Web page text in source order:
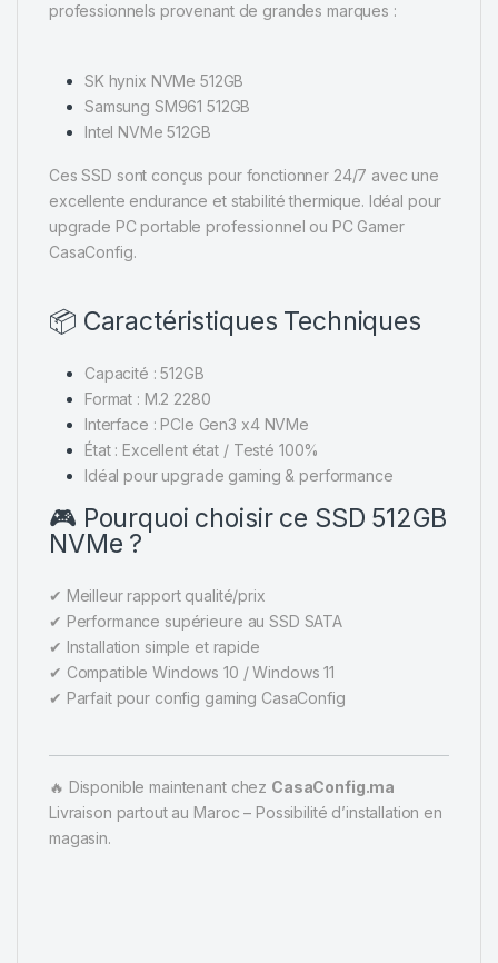
professionnels provenant de grandes marques :
SK hynix NVMe 512GB
Samsung SM961 512GB
Intel NVMe 512GB
Ces SSD sont conçus pour fonctionner 24/7 avec une
excellente endurance et stabilité thermique. Idéal pour
upgrade PC portable professionnel ou PC Gamer
CasaConfig.
📦 Caractéristiques Techniques
Capacité : 512GB
Format : M.2 2280
Interface : PCIe Gen3 x4 NVMe
État : Excellent état / Testé 100%
Idéal pour upgrade gaming & performance
🎮 Pourquoi choisir ce SSD 512GB
NVMe ?
✔ Meilleur rapport qualité/prix
✔ Performance supérieure au SSD SATA
✔ Installation simple et rapide
✔ Compatible Windows 10 / Windows 11
✔ Parfait pour config gaming CasaConfig
🔥 Disponible maintenant chez CasaConfig.ma
Livraison partout au Maroc – Possibilité d’installation en
magasin.